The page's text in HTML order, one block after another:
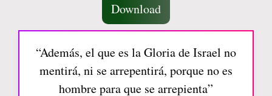
Download
“Además, el que es la Gloria de Israel no
mentirá, ni se arrepentirá, porque no es
hombre para que se arrepienta”